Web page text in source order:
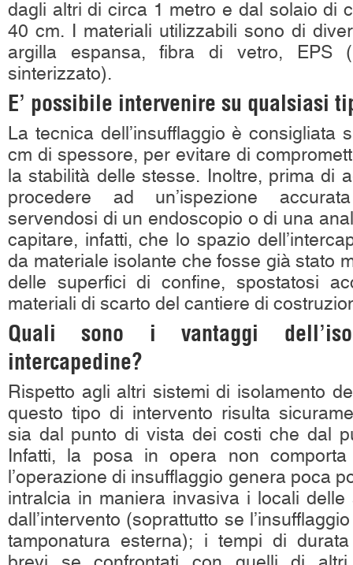
dagli altri di circa 1 metro e dal solaio di
40 cm. I materiali utilizzabili sono di
argilla espansa, fibra di vetro, EPS
sinterizzato).
E’ possibile intervenire su qualsiasi
La tecnica dell’insufflaggio è consigliata
cm di spessore, per evitare di
la stabilità delle stesse. Inoltre, prima di
procedere ad un’ispezione accurata
servendosi di un endoscopio o di una
capitare, infatti, che lo spazio
da materiale isolante che fosse già stato
delle superfici di confine, spostatosi
materiali di scarto del cantiere di
Quali sono i vantaggi
intercapedine?
Rispetto agli altri sistemi di isolamento
questo tipo di intervento risulta
sia dal punto di vista dei costi che dal
Infatti, la posa in opera non comporta
l’operazione di insufflaggio genera poca
intralcia in maniera invasiva i locali delle
dall’intervento (soprattutto se
tamponatura esterna); i tempi di